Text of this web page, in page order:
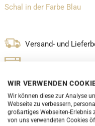
Schal in der Farbe Blau
Versand- und
DETAILS
WIR VERWENDEN
Wir können diese zur Analyse
Webseite zu verbessern,
großartiges Webseiten-Erlebnis
von uns verwendeten Cookies